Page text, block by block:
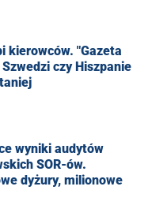
kierowców. "Gazeta
czy Hiszpanie
wyniki audytów
SOR-ów.
dyżury, milionowe